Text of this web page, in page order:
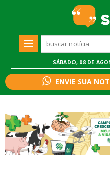
SÁBADO, 08 DE
ENVIE SUA